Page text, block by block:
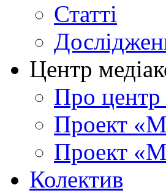
Статті
Центр
Про центр
Проект
Проект
Колектив